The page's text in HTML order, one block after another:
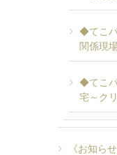
◆てこ
関係現
◆てこパ
宅～ク
《お知らせ